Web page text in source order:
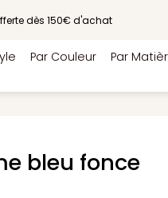
dès 150€ d'achat
Par Couleur Par
bleu fonce